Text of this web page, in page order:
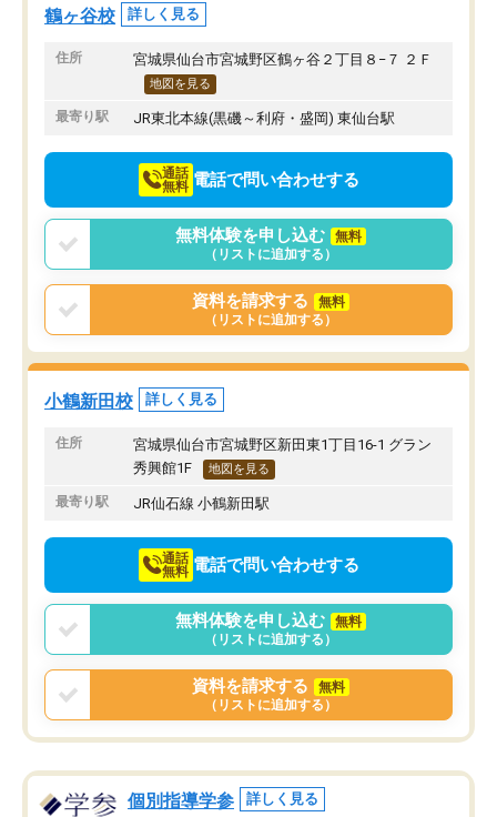
ています。
駅前なので送り迎えが少々負担になっ
ていますが、それを加味しても通って
損はないなと感じています。
塾だと思います。
鶴ヶ谷校 詳しく見る
住所 宮城県仙台市宮城野区鶴ヶ谷２丁目８−７ ２Ｆ
地図を見る
最寄り駅 JR東北本線(黒磯～利府・盛岡) 東仙台駅
通話
無料 電話で問い合わせする
無料体験を申し込む
無料
（リストに追加する）
資料を請求する
無料
（リストに追加する）
小鶴新田校 詳しく見る
住所
宮城県仙台市宮城野区新田東1丁目16-1 グラン
秀興館1F
地図を見る
最寄り駅 JR仙石線 小鶴新田駅
通話
無料 電話で問い合わせする
無料体験を申し込む
無料
（リストに追加する）
資料を請求する
無料
（リストに追加する）
個別指導学参 詳しく見る